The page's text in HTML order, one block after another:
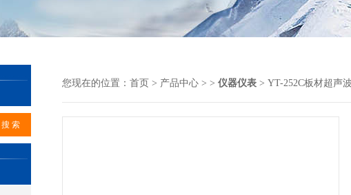
您现在的位置： 首页 > 产品中心 > > 仪器仪表 > YT-252C板材超声